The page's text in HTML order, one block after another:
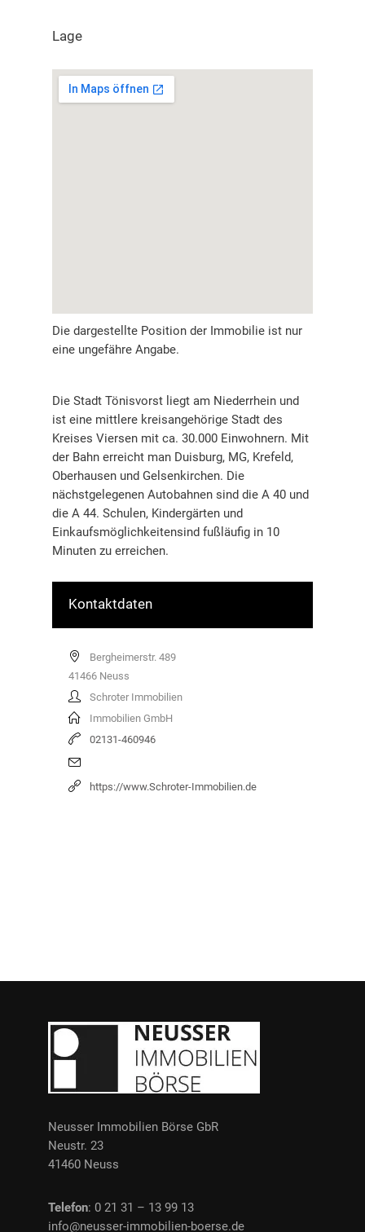
Lage
Die dargestellte Position der Immobilie ist nur
eine ungefähre Angabe.
Die Stadt Tönisvorst liegt am Niederrhein und
ist eine mittlere kreisangehörige Stadt des
Kreises Viersen mit ca. 30.000 Einwohnern. Mit
der Bahn erreicht man Duisburg, MG, Krefeld,
Oberhausen und Gelsenkirchen. Die
nächstgelegenen Autobahnen sind die A 40 und
die A 44. Schulen, Kindergärten und
Einkaufsmöglichkeitensind fußläufig in 10
Minuten zu erreichen.
Kontaktdaten
Bergheimerstr. 489
41466 Neuss
Schroter Immobilien
Immobilien GmbH
02131-460946
https://www.Schroter-Immobilien.de
Neusser Immobilien Börse GbR
Neustr. 23
41460 Neuss
Telefon: 0 21 31 – 13 99 13
info@neusser-immobilien-boerse.de